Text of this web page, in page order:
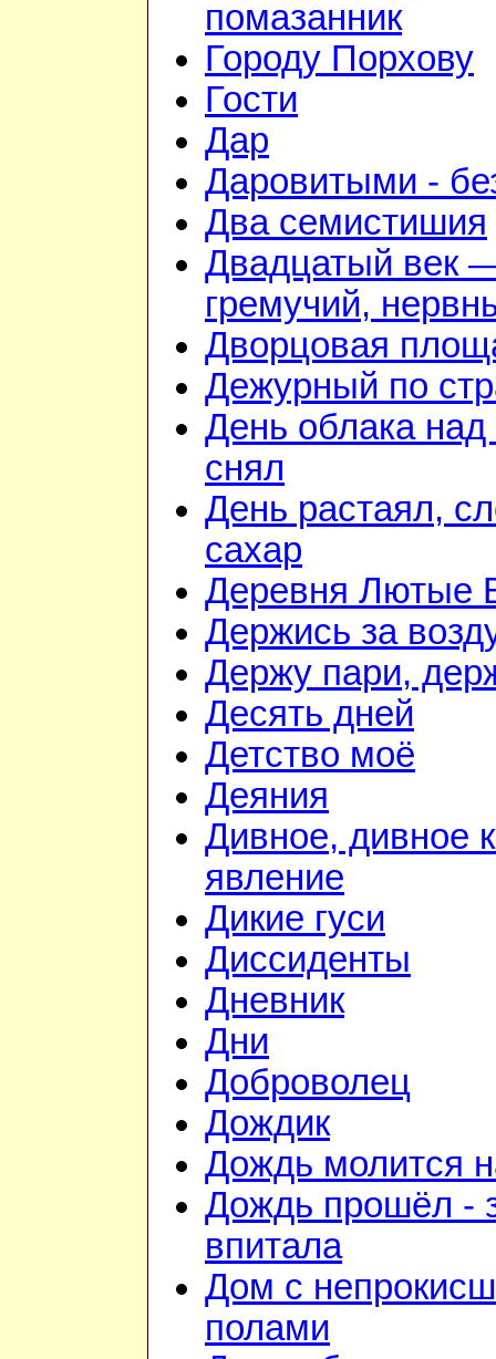
помазанник
Городу Порхову
Гости
Дар
Даровитыми -
Два семистишия
Двадцатый век
гремучий,
Дворцовая
Дежурный по
День облака
снял
День растаял,
сахар
Деревня Лютые
Держись за
Держу пари,
Десять дней
Детство моё
Деяния
Дивное, дивное
явление
Дикие гуси
Диссиденты
Дневник
Дни
Доброволец
Дождик
Дождь молится
Дождь прошёл -
впитала
Дом с
полами